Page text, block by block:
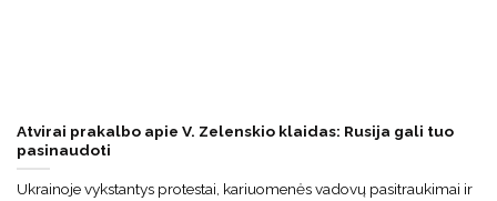
Atvirai prakalbo apie V. Zelenskio klaidas: Rusija gali tuo
pasinaudoti
Ukrainoje vykstantys protestai, kariuomenės vadovų pasitraukimai ir